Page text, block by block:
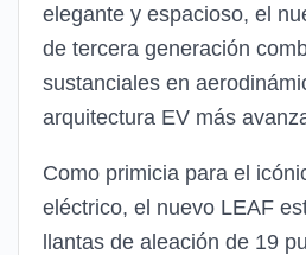
elegante y espacioso, el
de tercera generación
sustanciales en
arquitectura EV más
Como primicia para el
eléctrico, el nuevo LEAF
llantas de aleación de 19